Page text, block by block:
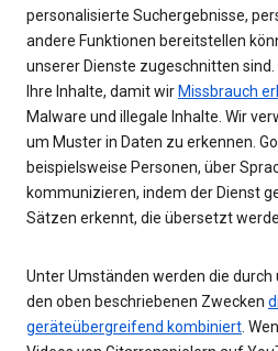
personalisierte Suchergebnisse,
andere Funktionen bereitstellen
unserer Dienste zugeschnitten
Ihre Inhalte, damit wir Missbrauch
Malware und illegale Inhalte. Wir
um Muster in Daten zu erkennen.
beispielsweise Personen, über
kommunizieren, indem der Dienst
Sätzen erkennt, die übersetzt
Unter Umständen werden die durch
den oben beschriebenen Zwecken
geräteübergreifend kombiniert .